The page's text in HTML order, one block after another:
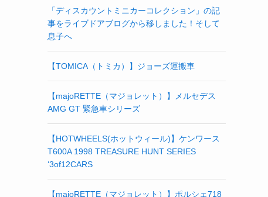
「ディスカウントミニカーコレクション」の記
事をライブドアブログから移しました！そして
息子へ
【TOMICA（トミカ）】ジョーズ運搬車
【majoRETTE（マジョレット）】メルセデス
AMG GT 緊急車シリーズ
【HOTWHEELS(ホットウィール)】ケンワース
T600A 1998 TREASURE HUNT SERIES
‘3of12CARS
【majoRETTE（マジョレット）】ポルシェ718